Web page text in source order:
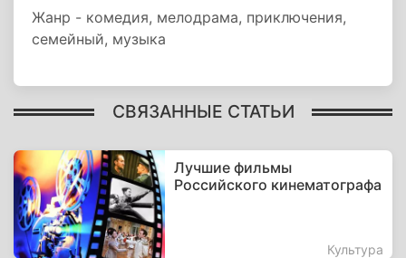
Жанр - комедия, мелодрама, приключения,
семейный, музыка
СВЯЗАННЫЕ СТАТЬИ
Лучшие фильмы
Российского кинематографа
Культура